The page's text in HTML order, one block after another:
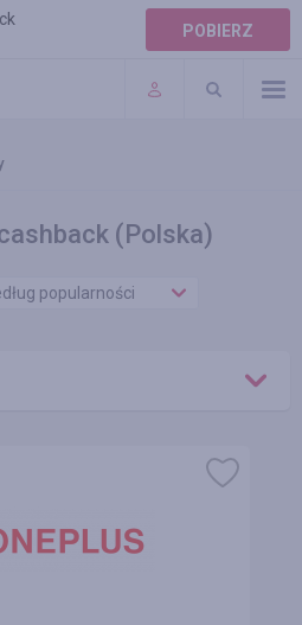
POBIERZ
(Polska)
popularności